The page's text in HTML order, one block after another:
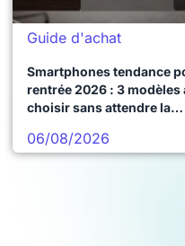
Guide d'achat
Smartphones tendance
rentrée 2026 : 3 modèles
choisir sans attendre la
06/08/2026